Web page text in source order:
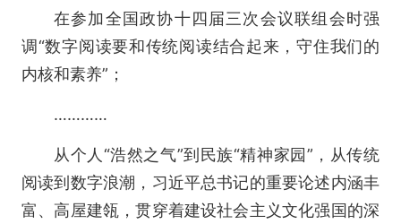
在参加全国政协十四届三次会议联组会时强
调“数字阅读要和传统阅读结合起来，守住我们的
内核和素养”；
…………
从个人“浩然之气”到民族“精神家园”，从传统
阅读到数字浪潮，习近平总书记的重要论述内涵丰
富、高屋建瓴，贯穿着建设社会主义文化强国的深